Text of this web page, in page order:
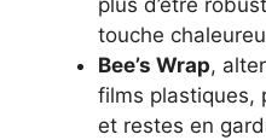
plus d’être
touche
Bee’s Wrap,
films plastiques,
et restes en